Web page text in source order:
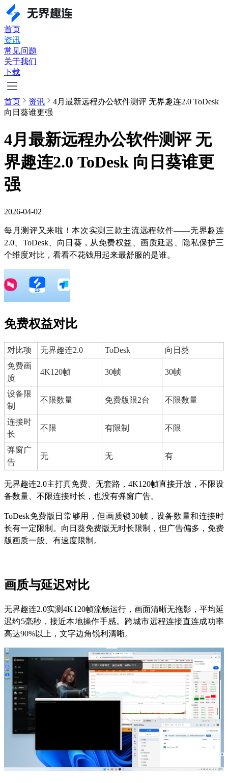
首页
资讯
常见问题
关于我们
下载
首页 资讯
4月最新远程办公软件测评 无界趣连2.0 ToDesk
向日葵谁更强
4月最新远程办公软件测评 无
界趣连2.0 ToDesk 向日葵谁更
强
2026-04-02
每月测评又来啦！本次实测三款主流远程软件——无界趣连
2.0、ToDesk、向日葵，从免费权益、画质延迟、隐私保护三
个维度对比，看看不花钱用起来最舒服的是谁。
免费权益对比
对比项 无界趣连2.0 ToDesk
向日葵
免费画
质
4K120帧 30帧 30帧
设备限
制
不限数量 免费版限2台 不限数量
连接时
长
不限 有限制 不限
弹窗广
告
无 无 有
无界趣连2.0主打真免费、无套路，4K120帧直接开放，不限设
备数量、不限连接时长，也没有弹窗广告。
ToDesk免费版日常够用，但画质锁30帧，设备数量和连接时
长有一定限制。向日葵免费版无时长限制，但广告偏多，免费
版画质一般、有速度限制。
画质与延迟对比
无界趣连2.0实测4K120帧流畅运行，画面清晰无拖影，平均延
迟约5毫秒，接近本地操作手感。跨城市远程连接直连成功率
高达90%以上，文字边角锐利清晰。